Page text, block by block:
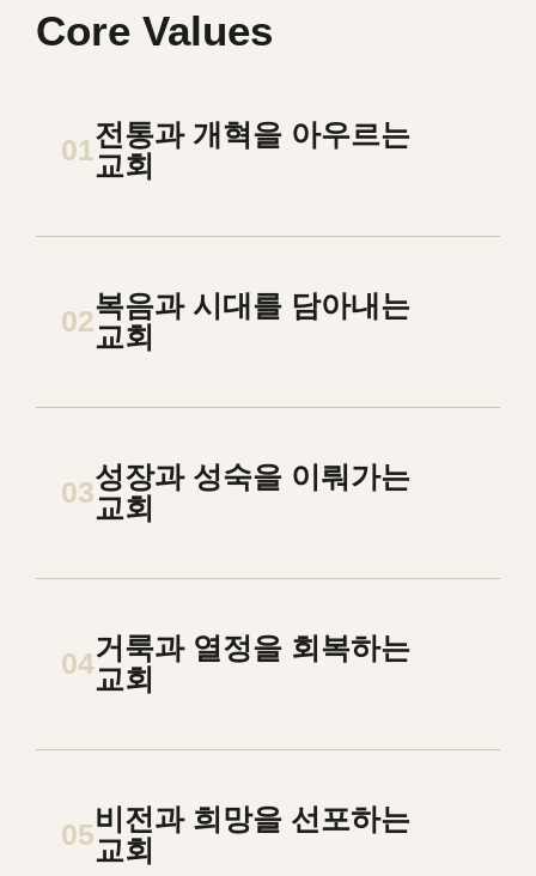
Core Values
01전통과 개혁을 아우르는
교회
02복음과 시대를 담아내는
교회
03성장과 성숙을 이뤄가는
교회
04거룩과 열정을 회복하는
교회
05비전과 희망을 선포하는
교회